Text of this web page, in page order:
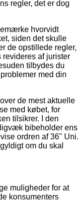
regler, det er dog
hvorvidt
siden det skulle
de opstillede regler,
af jurister
tilbydes du
med din
de mest aktuelle
med købet, for
tilsikrer. I den
bibeholder ens
ordren af 36'' Uni.
om du skal
muligheder for at
konsumenters